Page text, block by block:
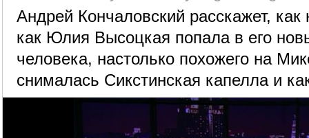
Андрей Кончаловский расскажет,
как Юлия Высоцкая попала в его
человека, настолько похожего на
снималась Сикстинская капелла и